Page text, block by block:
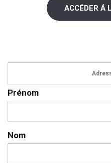
ACCÉDER Á
Prénom
Nom